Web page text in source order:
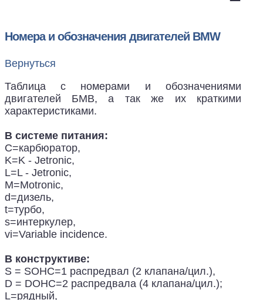
Номера и обозначения двигателей BMW
Вернуться
Таблица с номерами и обозначениями
двигателей БМВ, а так же их краткими
характеристиками.
В системе питания:
C=карбюратор,
K=K - Jetronic,
L=L - Jetronic,
M=Motronic,
d=дизель,
t=турбо,
s=интеркулер,
vi=Variable incidence.
В конструктиве:
S = SOHC=1 распредвал (2 клапана/цил.),
D = DOHC=2 распредвала (4 клапана/цил.);
L=рядный,